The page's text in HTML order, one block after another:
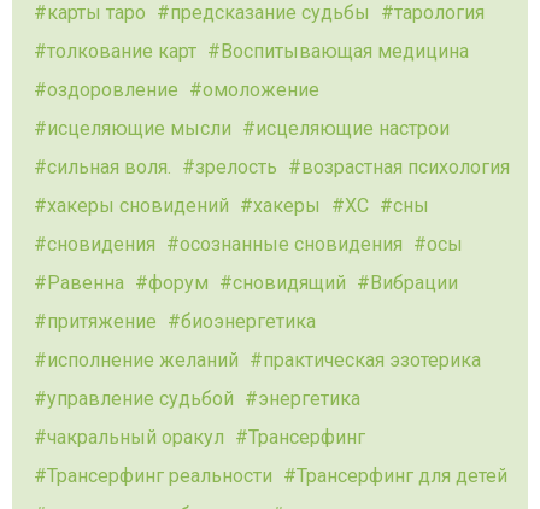
карты таро
предсказание судьбы
тарология
толкование карт
Воспитывающая медицина
оздоровление
омоложение
исцеляющие мысли
исцеляющие настрои
сильная воля.
зрелость
возрастная психология
хакеры сновидений
хакеры ХС
сны
сновидения
осознанные сновидения
осы
Равенна
форум сновидящий
Вибрации
притяжение
биоэнергетика
исполнение желаний
практическая эзотерика
управление судьбой
энергетика
чакральный оракул
Трансерфинг
Трансерфинг реальности
Трансерфинг для детей